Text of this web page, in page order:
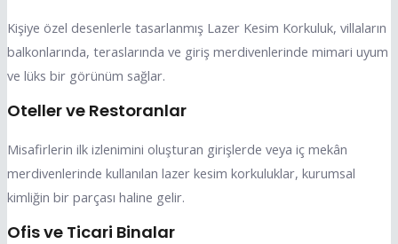
Kişiye özel desenlerle tasarlanmış Lazer Kesim Korkuluk, villaların
balkonlarında, teraslarında ve giriş merdivenlerinde mimari uyum
ve lüks bir görünüm sağlar.
Oteller ve Restoranlar
Misafirlerin ilk izlenimini oluşturan girişlerde veya iç mekân
merdivenlerinde kullanılan lazer kesim korkuluklar, kurumsal
kimliğin bir parçası haline gelir.
Ofis ve Ticari Binalar